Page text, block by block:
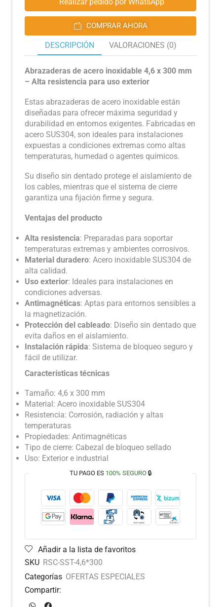
COMPRAR AHORA
DESCRIPCIÓN VALORACIONES (0)
Abrazaderas de acero inoxidable 4,6 x 300 mm
– Alta resistencia para uso exterior
Estas abrazaderas de acero inoxidable están
diseñadas para ofrecer máxima seguridad y
durabilidad en entornos exigentes. Fabricadas en
acero SUS304, son ideales para instalaciones
expuestas a condiciones extremas como altas
temperaturas, humedad o agentes químicos.
Su diseño sin dentado protege el aislamiento de
los cables, mientras que el sistema de cierre
garantiza una fijación firme y segura.
Ventajas del producto
Alta resistencia: Preparadas para soportar
temperaturas extremas y ambientes corrosivos.
Material duradero: Acero inoxidable SUS304 de
alta calidad.
Uso exterior: Ideales para instalaciones en
condiciones adversas.
Antimagnéticas: Aptas para entornos sensibles a
la magnetización.
Protección del cableado: Diseño sin dentado que
evita daños en el aislamiento.
Instalación rápida: Sistema de bloqueo seguro y
fácil de utilizar.
Características técnicas
Tamaño: 4,6 x 300 mm
Material: Acero inoxidable SUS304
Resistencia: Corrosión, radiación y altas
temperaturas
Propiedades: Antimagnéticas
Tipo de cierre: Cabezal de bloqueo sellado
Uso: Exterior e industrial
TU PAGO ES 100% SEGURO🔒
Añadir a la lista de favoritos
SKU RSC-SST-4,6*300
Categorías OFERTAS ESPECIALES
Compartir: